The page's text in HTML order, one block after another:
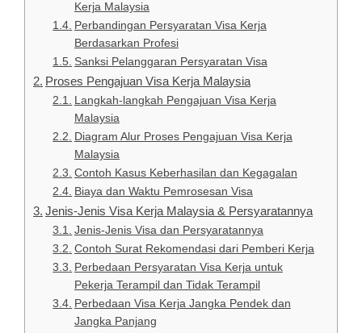
Kerja Malaysia
Perbandingan Persyaratan Visa Kerja
Berdasarkan Profesi
Sanksi Pelanggaran Persyaratan Visa
Proses Pengajuan Visa Kerja Malaysia
Langkah-langkah Pengajuan Visa Kerja
Malaysia
Diagram Alur Proses Pengajuan Visa Kerja
Malaysia
Contoh Kasus Keberhasilan dan Kegagalan
Biaya dan Waktu Pemrosesan Visa
Jenis-Jenis Visa Kerja Malaysia & Persyaratannya
Jenis-Jenis Visa dan Persyaratannya
Contoh Surat Rekomendasi dari Pemberi Kerja
Perbedaan Persyaratan Visa Kerja untuk
Pekerja Terampil dan Tidak Terampil
Perbedaan Visa Kerja Jangka Pendek dan
Jangka Panjang